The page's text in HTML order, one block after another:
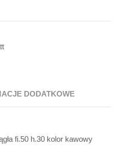
DODATKOWE
fi.50 h.30 kolor kawowy